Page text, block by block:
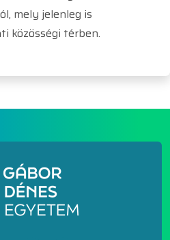
mely jelenleg is
közösségi térben.